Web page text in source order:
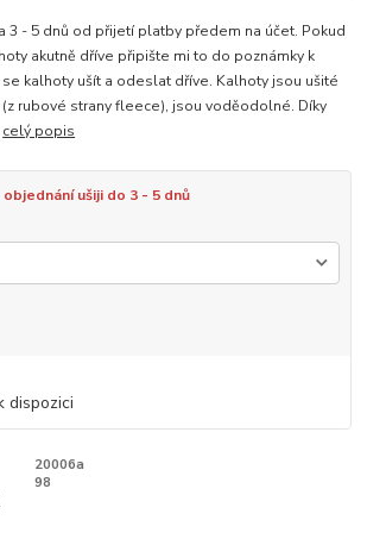
3 - 5 dnů od přijetí platby předem na účet. Pokud
akutně dříve připište mi to do poznámky k
kalhoty ušít a odeslat dříve. Kalhoty jsou ušité
rubové strany fleece), jsou voděodolné. Díky
celý popis
objednání ušiji do 3 - 5 dnů
dispozici
20006a
98